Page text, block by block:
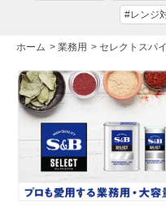
#レンジ
ホーム > 業務用 > セレクトスパ